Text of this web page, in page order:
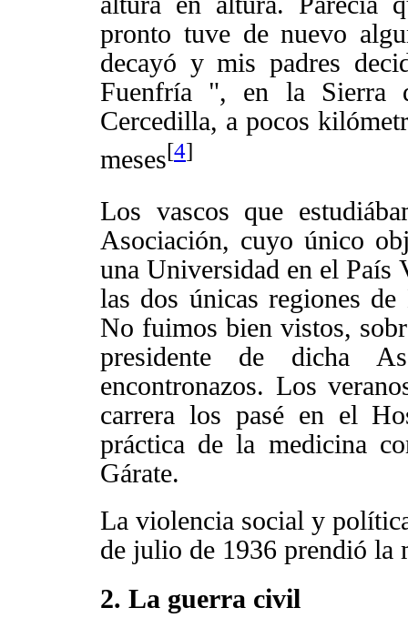
pronto tuve de nuevo
decayó y mis padres
Fuenfría ", en la Sierra
Cercedilla, a pocos
meses[4]
Los vascos que
Asociación, cuyo único
una Universidad en el País
las dos únicas regiones
No fuimos bien vistos,
presidente de dicha
encontronazos. Los
carrera los pasé en el
práctica de la medicina
Gárate.
La violencia social y
de julio de 1936 prendió la
2. La guerra civil